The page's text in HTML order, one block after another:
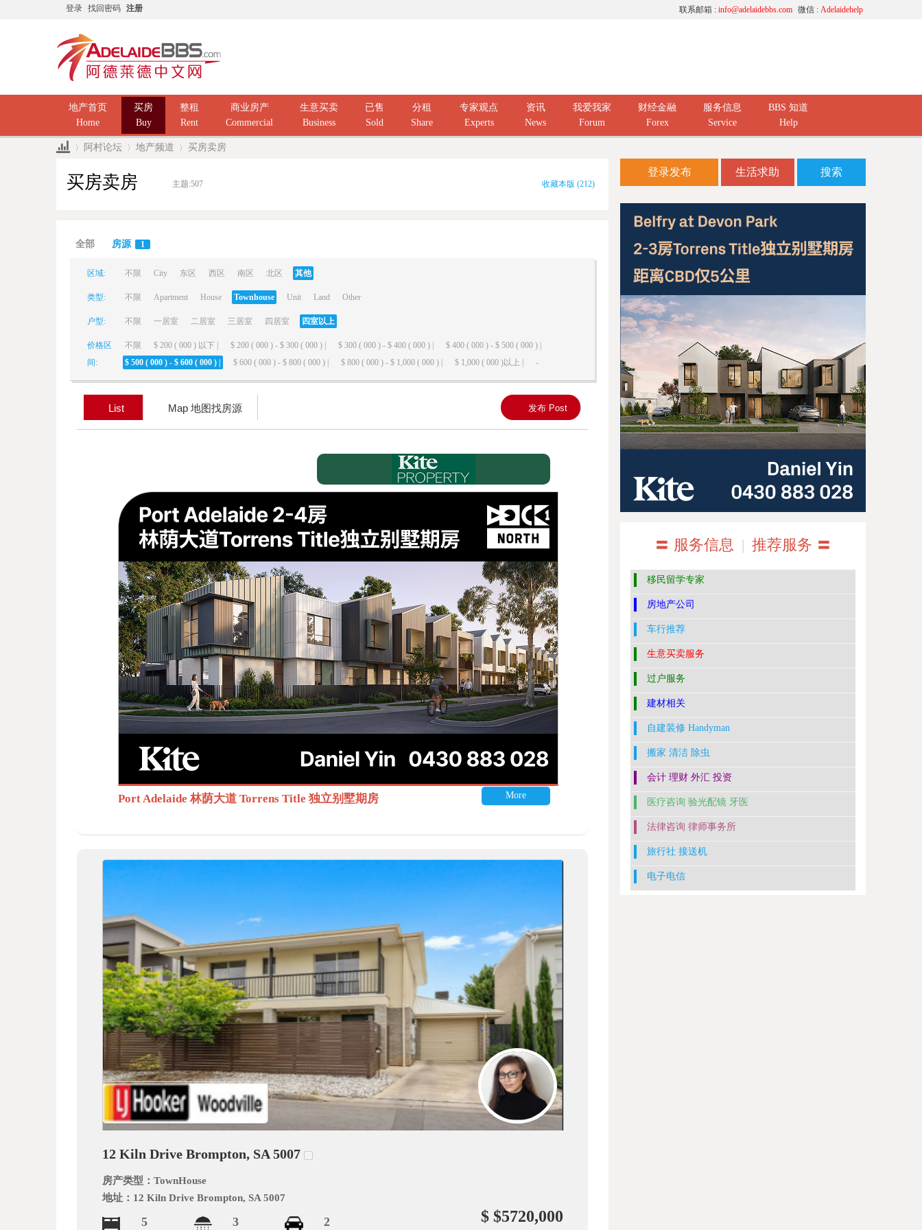
登录 找回密码 注册 微信 : Adelaidehelp
联系邮箱 : info@adelaidebbs.com
地产首页
Home
买房
Buy
整租
Rent
商业房产
Commercial
生意买卖
Business
已售
Sold
分租
Share
专家观点
Experts
资讯
News
我爱我家
Forum
财经金融
Forex
服务信息
Service
BBS 知道
Help
阿村论坛 地产频道 买房卖房
买房卖房 主题:507 收藏本版 (212)
全部 房源 1
区域: 不限 City 东区 西区 南区 北区 其他
类型: 不限 Apartment House Townhouse Unit Land Other
户型: 不限 一居室 二居室 三居室 四居室 四室以上
价格区
间:
不限 $ 200 ( 000 ) 以下 | $ 200 ( 000 ) - $ 300 ( 000 ) | $ 300 ( 000 ) - $ 400 ( 000 ) |
$ 400 ( 000 ) - $ 500 ( 000 ) |
$ 500 ( 000 ) - $ 600 ( 000 ) |
$ 600 ( 000 ) - $ 800 ( 000 ) | $ 800 ( 000 ) - $ 1,000 ( 000 ) | $ 1,000 ( 000 )以上 | -
List Map 地图找房源 发布 Post
Port Adelaide 林荫大道 Torrens Title 独立别墅期房 More
12 Kiln Drive Brompton, SA 5007
房产类型：TownHouse
地址： 12 Kiln Drive Brompton, SA 5007
5 3 2 $ $5720,000
登录发布 生活求助 搜索
〓 服务信息 | 推荐服务 〓
移民留学专家
房地产公司
车行推荐
生意买卖服务
过户服务
建材相关
自建装修 Handyman
搬家 清洁 除虫
会计 理财 外汇 投资
医疗咨询 验光配镜 牙医
法律咨询 律师事务所
旅行社 接送机
电子电信